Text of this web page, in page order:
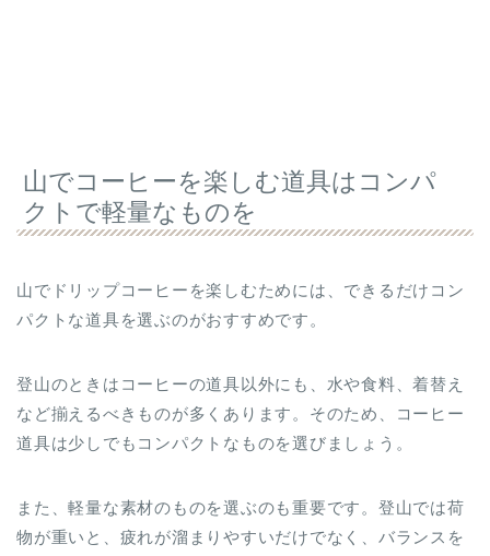
山でコーヒーを楽しむ道具はコンパ
クトで軽量なものを
山でドリップコーヒーを楽しむためには、できるだけコン
パクトな道具を選ぶのがおすすめです。
登山のときはコーヒーの道具以外にも、水や食料、着替え
など揃えるべきものが多くあります。そのため、コーヒー
道具は少しでもコンパクトなものを選びましょう。
また、軽量な素材のものを選ぶのも重要です。登山では荷
物が重いと、疲れが溜まりやすいだけでなく、バランスを